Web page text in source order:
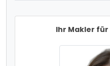
Ihr Makler